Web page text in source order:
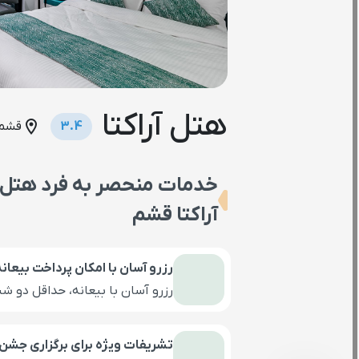
هتل آراکتا 3.4
location_on
خدمات منحصر به فرد هتل
آراکتا قشم
رزرو آسان با امکان پرداخت
رزرو آسان با بیعانه، حداقل دو
تشریفات ویژه برای برگزاری